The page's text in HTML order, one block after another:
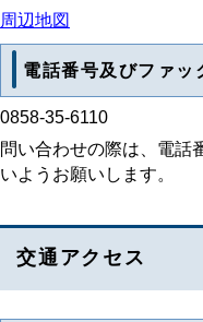
周辺地図
電話番号及びファッ
0858-35-6110
問い合わせの際は、電話
いようお願いします。
交通アクセス